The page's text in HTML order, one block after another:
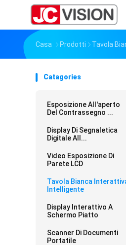
Casa Prodotti Tavola
Catagories
Esposizione All'aperto
Del Contrassegno ...
Display Di Segnaletica
Digitale All...
Video Esposizione Di
Parete LCD
Tavola Bianca
Intelligente
Display Interattivo A
Schermo Piatto
Scanner Di Documenti
Portatile